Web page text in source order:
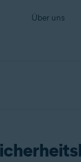
Über uns